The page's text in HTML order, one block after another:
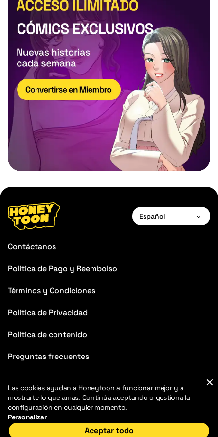
Español
Contáctanos
Política de Pago y Reembolso
Términos y Condiciones
Política de Privacidad
Política de contenido
Preguntas frecuentes
2026 HoneyToon. Todos los derechos reservados
Honeytoons LLC
Address: 110 Duane Street, suite 1C, New York, NY, 10007
Las cookies ayudan a Honeytoon a funcionar mejor y a
mostrarte lo que amas. Continúa aceptando o gestiona la
configuración en cualquier momento.
Personalizar
Aceptar todo